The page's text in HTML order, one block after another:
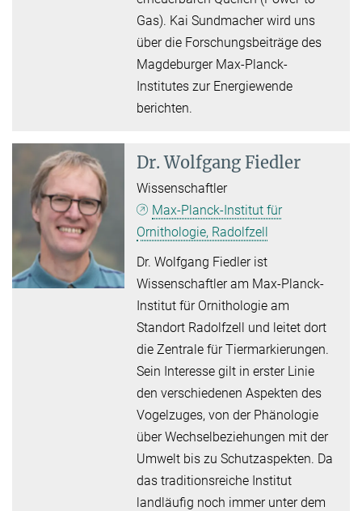
Gas). Kai Sundmacher wird uns
über die Forschungsbeiträge des
Magdeburger Max-Planck-
Institutes zur Energiewende
berichten.
Dr. Wolfgang Fiedler
Wissenschaftler
Max-Planck-Institut für
Ornithologie, Radolfzell
Dr. Wolfgang Fiedler ist
Wissenschaftler am Max-Planck-
Institut für Ornithologie am
Standort Radolfzell und leitet dort
die Zentrale für Tiermarkierungen.
Sein Interesse gilt in erster Linie
den verschiedenen Aspekten des
Vogelzuges, von der Phänologie
über Wechselbeziehungen mit der
Umwelt bis zu Schutzaspekten. Da
das traditionsreiche Institut
landläufig noch immer unter dem